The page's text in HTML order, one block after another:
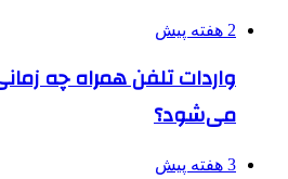
2 هفته پیش
واردات تلفن همراه چه
می‌شود؟
3 هفته پیش